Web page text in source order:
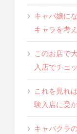
キャバ嬢に
キャラを考
このお店で
入店でチェ
これを見れ
験入店に受
キャバクラ